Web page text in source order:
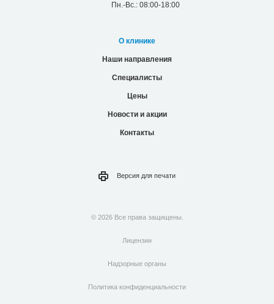
Пн.-Вс.: 08:00-18:00
О клинике
Наши направления
Специалисты
Цены
Новости и акции
Контакты
Версия для печати
© 2026 Все права защищены.
Лицензии
Надзорные органы
Политика конфиденциальности